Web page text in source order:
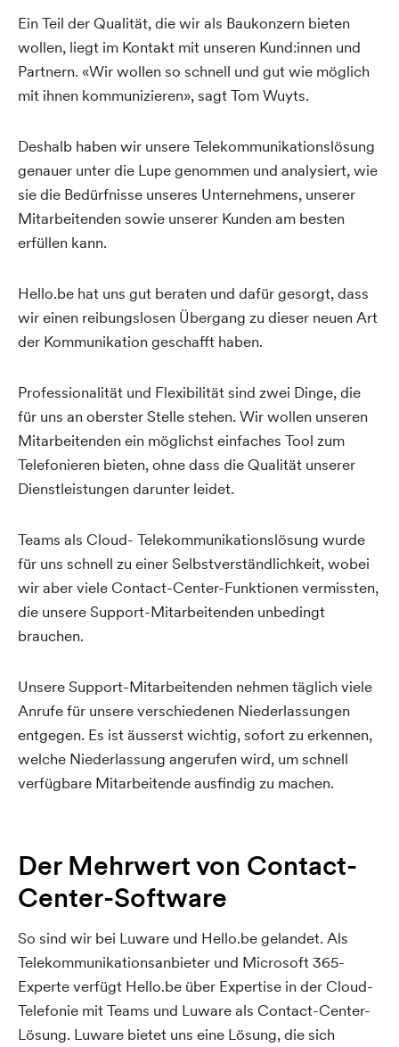
Ein Teil der Qualität, die wir als Baukonzern bieten
wollen, liegt im Kontakt mit unseren Kund:innen und
Partnern. «Wir wollen so schnell und gut wie möglich
mit ihnen kommunizieren», sagt Tom Wuyts.
Deshalb haben wir unsere Telekommunikationslösung
genauer unter die Lupe genommen und analysiert, wie
sie die Bedürfnisse unseres Unternehmens, unserer
Mitarbeitenden sowie unserer Kunden am besten
erfüllen kann.
Hello.be hat uns gut beraten und dafür gesorgt, dass
wir einen reibungslosen Übergang zu dieser neuen Art
der Kommunikation geschafft haben.
Professionalität und Flexibilität sind zwei Dinge, die
für uns an oberster Stelle stehen. Wir wollen unseren
Mitarbeitenden ein möglichst einfaches Tool zum
Telefonieren bieten, ohne dass die Qualität unserer
Dienstleistungen darunter leidet.
Teams als Cloud- Telekommunikationslösung wurde
für uns schnell zu einer Selbstverständlichkeit, wobei
wir aber viele Contact-Center-Funktionen vermissten,
die unsere Support-Mitarbeitenden unbedingt
brauchen.
Unsere Support-Mitarbeitenden nehmen täglich viele
Anrufe für unsere verschiedenen Niederlassungen
entgegen. Es ist äusserst wichtig, sofort zu erkennen,
welche Niederlassung angerufen wird, um schnell
verfügbare Mitarbeitende ausfindig zu machen.
Der Mehrwert von Contact-
Center-Software
So sind wir bei Luware und Hello.be gelandet. Als
Telekommunikationsanbieter und Microsoft 365-
Experte verfügt Hello.be über Expertise in der Cloud-
Telefonie mit Teams und Luware als Contact-Center-
Lösung. Luware bietet uns eine Lösung, die sich